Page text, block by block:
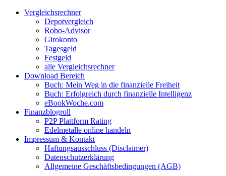
Zum
Facebook
Twitter
Instagram
Pinterest
YouTubeVergleichsrechner
Depotvergleich
Robo-Advisor
Girokonto
Tagesgeld
Festgeld
alle Vergleichsrechner
Download Bereich
Buch: Mein Weg in die finanzielle Freiheit
Buch: Erfolgreich durch finanzielle Intelligenz
eBookWoche.com
Finanzblogroll
P2P Plattform Rating
Edelmetalle online handeln
Impressum & Kontakt
Haftungsausschluss (Disclaimer)
Datenschutzerklärung
Allgemeine Geschäftsbedingungen (AGB)